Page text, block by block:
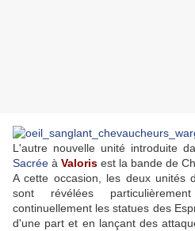
L'autre nouvelle unité introduite
Sacrée à Valoris est la bande de
A cette occasion, les deux unités
sont révélées
continuellement les statues des
d'une part et en lançant des